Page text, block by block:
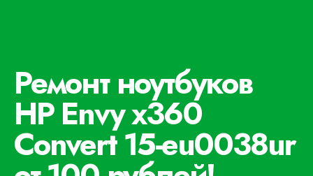
Ремонт ноутбуков
HP Envy x360
Convert 15-eu0038ur